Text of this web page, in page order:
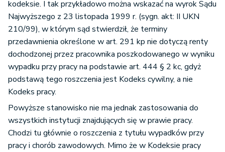
kodeksie. I tak przykładowo można wskazać na wyrok Sądu
Najwyższego z 23 listopada 1999 r. (sygn. akt: II UKN
210/99), w którym sąd stwierdził, że terminy
przedawnienia określone w art. 291 kp nie dotyczą renty
dochodzonej przez pracownika poszkodowanego w wyniku
wypadku przy pracy na podstawie art. 444 § 2 kc, gdyż
podstawą tego roszczenia jest Kodeks cywilny, a nie
Kodeks pracy.
Powyższe stanowisko nie ma jednak zastosowania do
wszystkich instytucji znajdujących się w prawie pracy.
Chodzi tu głównie o roszczenia z tytułu wypadków przy
pracy i chorób zawodowych. Mimo że w Kodeksie pracy